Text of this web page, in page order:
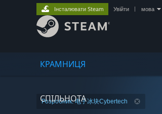
КРАМНИЦЯ
СПІЛЬНОТА
Інсталювати Steam Увійти мова
Розробник: 电子冰块Cybertech